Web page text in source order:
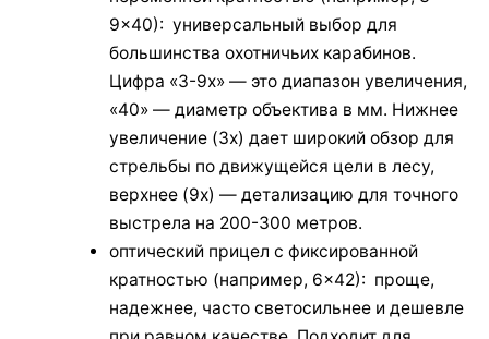
9×40): универсальный выбор для
большинства охотничьих карабинов.
Цифра «3-9x» — это диапазон увеличения,
«40» — диаметр объектива в мм. Нижнее
увеличение (3х) дает широкий обзор для
стрельбы по движущейся цели в лесу,
верхнее (9х) — детализацию для точного
выстрела на 200-300 метров.
оптический прицел с фиксированной
кратностью (например, 6×42): проще,
надежнее, часто светосильнее и дешевле